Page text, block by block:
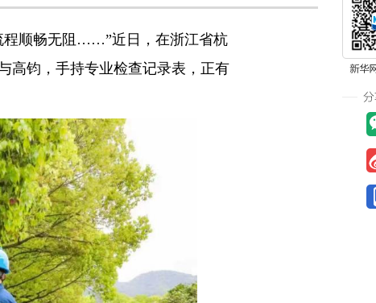
顺畅无阻……”近日，在浙江省杭
高钧，手持专业检查记录表，正有